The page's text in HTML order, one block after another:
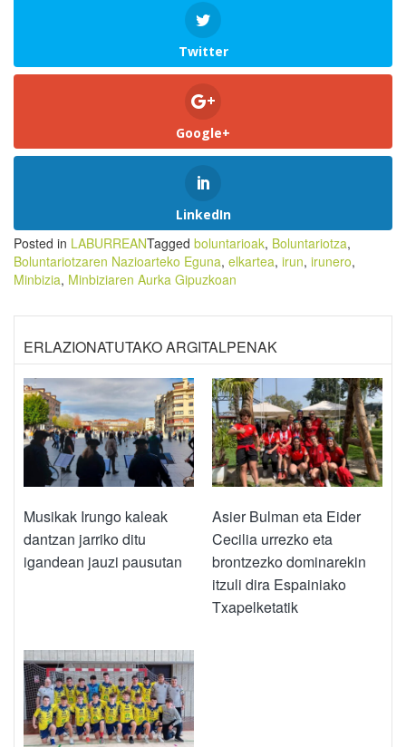
Twitter
Google+
LinkedIn
Posted in LABURREANTagged boluntarioak, Boluntariotza,
Boluntariotzaren Nazioarteko Eguna, elkartea, irun, irunero,
Minbizia, Minbiziaren Aurka Gipuzkoan
ERLAZIONATUTAKO ARGITALPENAK
Musikak Irungo kaleak
dantzan jarriko ditu
igandean jauzi pausutan
Asier Bulman eta Eider
Cecilia urrezko eta
brontzezko dominarekin
itzuli dira Espainiako
Txapelketatik